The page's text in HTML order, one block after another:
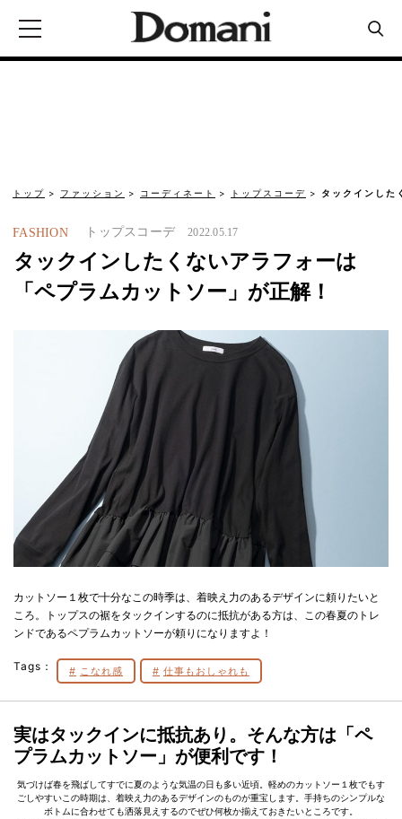
トップ ファッション コーディネート トップスコーデ タックインした
FASHION トップスコーデ 2022.05.17
タックインしたくないアラフォーは
「ペプラムカットソー」が正解！
カットソー１枚で十分なこの時季は、着映え力のあるデザインに頼りたいと
ころ。トップスの裾をタックインするのに抵抗がある方は、この春夏のトレ
ンドであるペプラムカットソーが頼りになりますよ！
Tags： こなれ感 仕事もおしゃれも
実はタックインに抵抗あり。そんな方は「ペ
プラムカットソー」が便利です！
気づけば春を飛ばしてすでに夏のような気温の日も多い近頃。軽めのカットソー１枚でもす
ごしやすいこの時期は、着映え力のあるデザインのものが重宝します。手持ちのシンプルな
ボトムに合わせても洒落見えするのでぜひ何枚か揃えておきたいところです。